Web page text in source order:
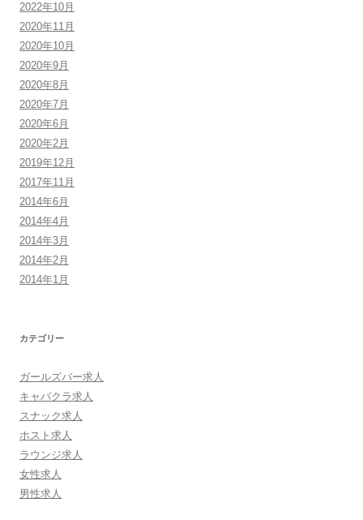
2022年10月
2020年11月
2020年10月
2020年9月
2020年8月
2020年7月
2020年6月
2020年2月
2019年12月
2017年11月
2014年6月
2014年4月
2014年3月
2014年2月
2014年1月
カテゴリー
ガールズバー求人
キャバクラ求人
スナック求人
ホスト求人
ラウンジ求人
女性求人
男性求人